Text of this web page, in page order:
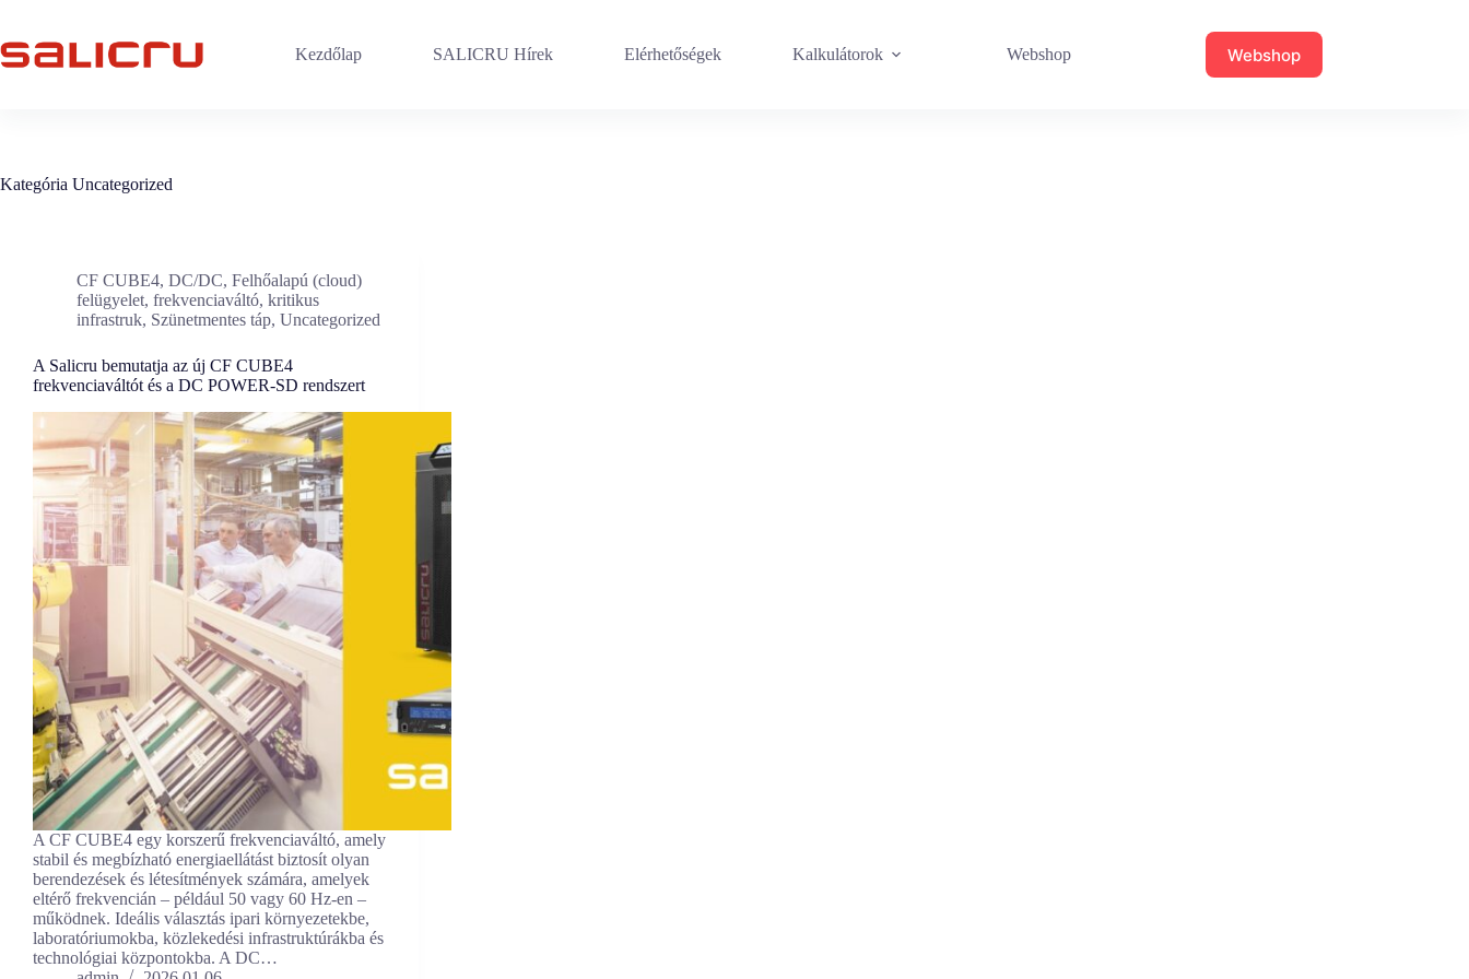
content
Kezdőlap SALICRU Hírek Elérhetőségek Kalkulátorok Webshop Webshop
Kategória Uncategorized
CF CUBE4, DC/DC, Felhőalapú (cloud)
felügyelet, frekvenciaváltó, kritikus
infrastruk, Szünetmentes táp, Uncategorized
A Salicru bemutatja az új CF CUBE4
frekvenciaváltót és a DC POWER-SD rendszert
A CF CUBE4 egy korszerű frekvenciaváltó, amely
stabil és megbízható energiaellátást biztosít olyan
berendezések és létesítmények számára, amelyek
eltérő frekvencián – például 50 vagy 60 Hz-en –
működnek. Ideális választás ipari környezetekbe,
laboratóriumokba, közlekedési infrastruktúrákba és
technológiai központokba. A DC…